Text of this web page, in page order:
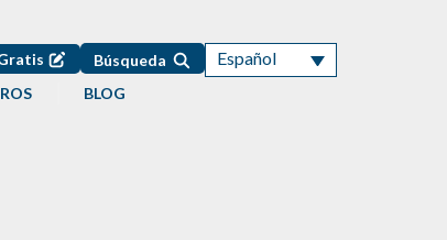
Búsqueda Español
BLOG